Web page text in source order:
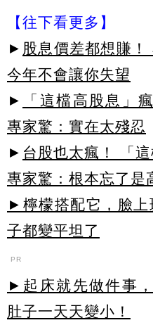
【往下看更多】
► 股息價差都想賺！
今年不會讓你失望
►
「這檔高股息」
專家驚：實在太殘忍
► 台股也太瘋！ 「
專家驚：根本忘了是
►檸檬搭配它，臉上
子都變平坦了
PR
►起床就先做件事
肚子一天天變小！